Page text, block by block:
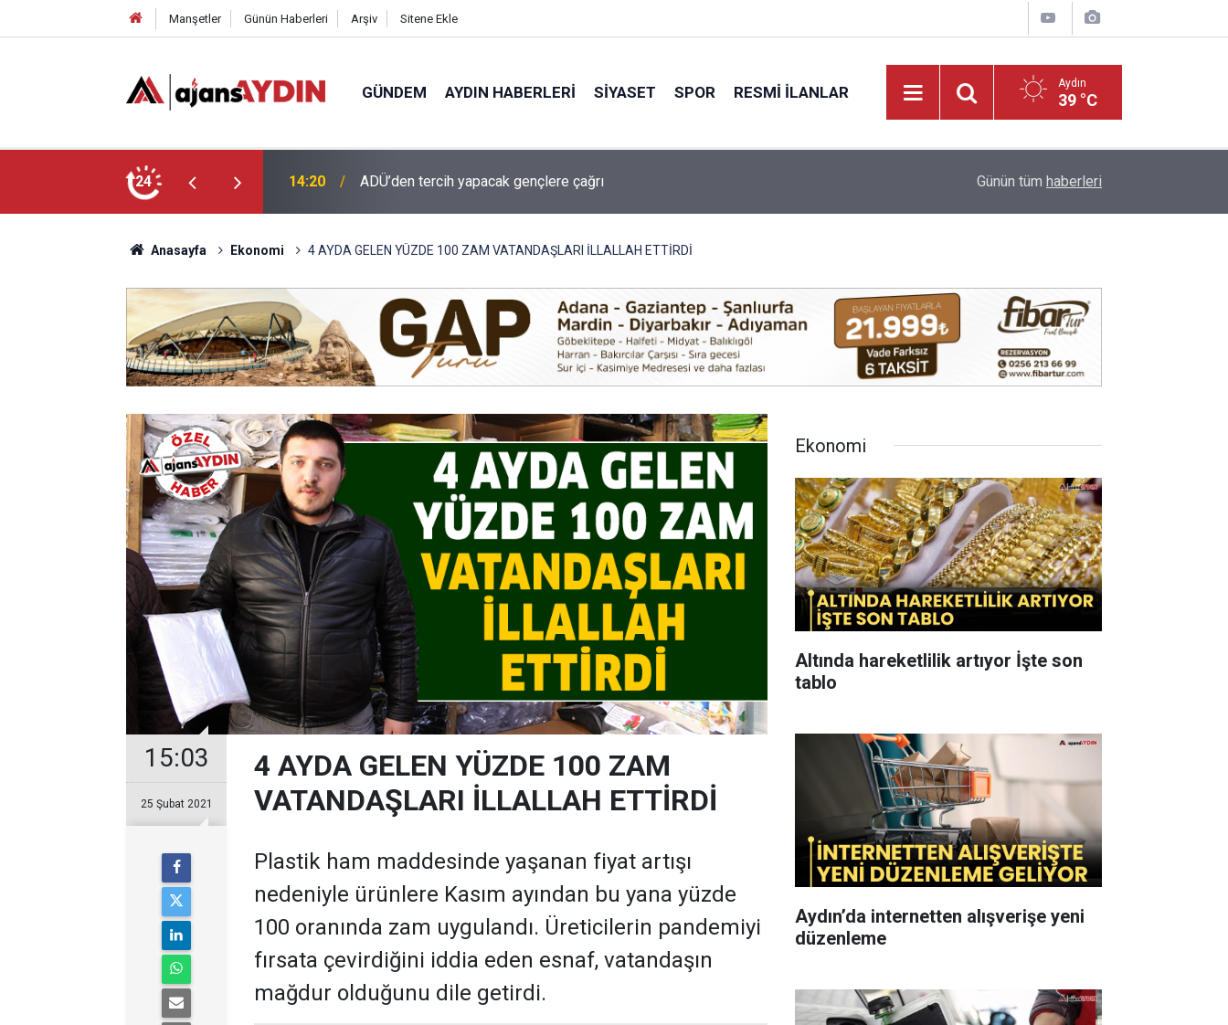
Manşetler Günün Haberleri Arşiv Sitene Ekle
GÜNDEM AYDIN HABERLERI SIYASET SPOR RESMI İLANLAR Aydın
39 °C
24 13:34 Koçarlı’ya 4,2 milyonluk içme suyu yatırımı Efeler'de özel bireyler üretime katılıyor
Günün tüm haberleri
Anasayfa Ekonomi 4 AYDA GELEN YÜZDE 100 ZAM VATANDAŞLARI İLLALLAH ETTİRDİ
15:03
25 Şubat 2021
4 AYDA GELEN YÜZDE 100 ZAM
VATANDAŞLARI İLLALLAH ETTİRDİ
Plastik ham maddesinde yaşanan fiyat artışı
nedeniyle ürünlere Kasım ayından bu yana yüzde
100 oranında zam uygulandı. Üreticilerin pandemiyi
fırsata çevirdiğini iddia eden esnaf, vatandaşın
mağdur olduğunu dile getirdi.
Ekonomi
Altında hareketlilik artıyor İşte son
tablo
Aydın’da internetten alışverişe yeni
düzenleme